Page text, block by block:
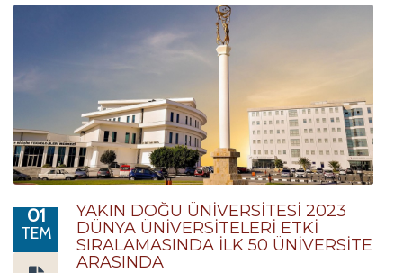
01
TEM
YAKIN DOĞU ÜNİVERSİTESİ 2023
DÜNYA ÜNİVERSİTELERİ ETKİ
SIRALAMASINDA İLK 50 ÜNİVERSİTE
ARASINDA